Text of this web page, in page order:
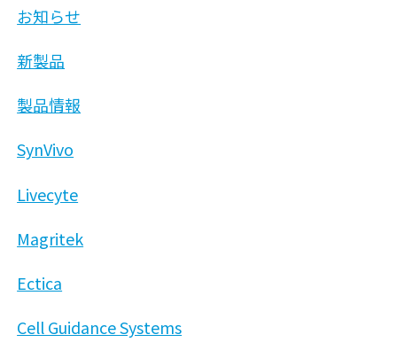
お知らせ
新製品
製品情報
SynVivo
Livecyte
Magritek
Ectica
Cell Guidance Systems